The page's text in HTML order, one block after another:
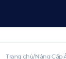
Trang chủ Nâng Cấp